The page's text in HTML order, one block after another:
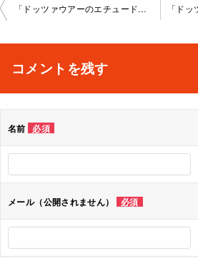
投
ビ
シ
ョ
ン
「ドッツァウアーのエチュード、ウェルナーの教本」高田馬場教室2025-4-29-no0021-1129
コメントを残す
名前 必須
メール（公開されません） 必須